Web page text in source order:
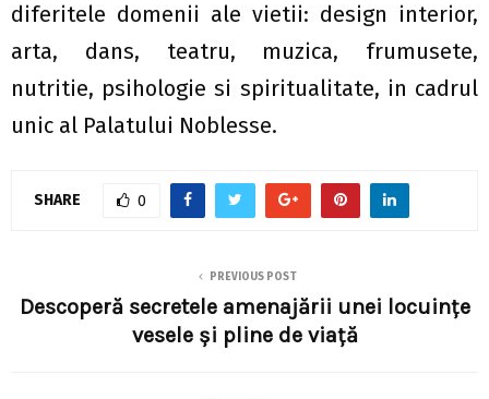
diferitele domenii ale vietii: design interior,
arta, dans, teatru, muzica, frumusete,
nutritie, psihologie si spiritualitate, in cadrul
unic al Palatului Noblesse.
SHARE 0
PREVIOUS POST
Descoperă secretele amenajării unei locuinţe
vesele și pline de viaţă